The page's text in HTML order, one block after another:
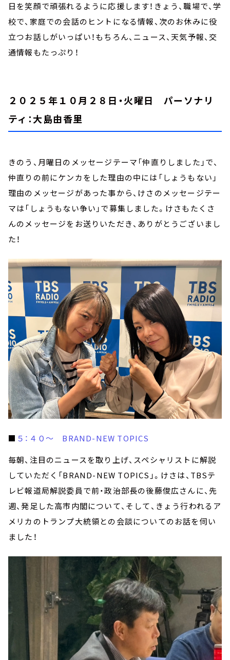
日を笑顔で頑張れるように応援します！きょう、職場で、学
校で、家庭での会話のヒントになる情報、次のお休みに役
立つお話しがいっぱい！もちろん、ニュース、天気予報、交
通情報もたっぷり！
２０２５年１０月２８日・火曜日 パーソナリ
ティ：大島由香里
きのう、月曜日のメッセージテーマ「仲直りしました」で、
仲直りの前にケンカをした理由の中には「しょうもない」
理由のメッセージがあった事から、けさのメッセージテー
マは「しょうもない争い」で募集しました。けさもたくさ
んのメッセージをお送りいただき、ありがとうございまし
た！
■ ５：４０～ BRAND-NEW TOPICS
毎朝、注目のニュースを取り上げ、スペシャリストに解説
していただく「BRAND-NEW TOPICS」。けさは、TBSテ
レビ報道局解説委員で前・政治部長の後藤俊広さんに、先
週、発足した高市内閣について、そして、きょう行われるア
メリカのトランプ大統領との会談についてのお話を伺い
ました！